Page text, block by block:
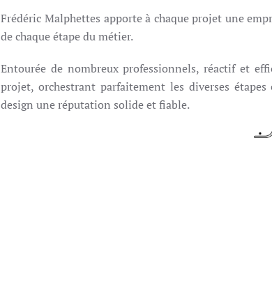
Frédéric Malphettes apporte à chaque projet une
de chaque étape du métier.
Entourée de nombreux professionnels, réactif et
projet, orchestrant parfaitement les diverses
design une réputation solide et fiable.